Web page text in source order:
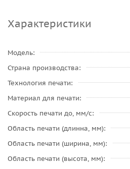
Характеристики
Модель
Страна производства
Технология печати
Материал для печати
Скорость печати до, мм/с
Область печати (длинна, мм)
Область печати (ширина, мм)
Область печати (высота, мм)